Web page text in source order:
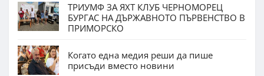
ТРИУМФ ЗА ЯХТ КЛУБ ЧЕРНОМОРЕЦ
БУРГАС НА ДЪРЖАВНОТО ПЪРВЕНСТВО В
ПРИМОРСКО
Когато една медия реши да пише
присъди вместо новини